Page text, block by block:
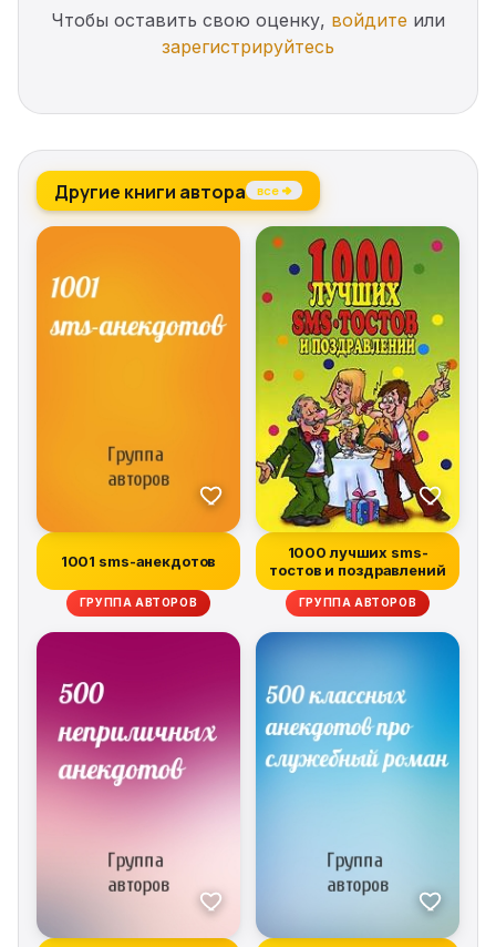
Чтобы оставить свою оценку, войдите или
зарегистрируйтесь
Другие книги автора все →
1001 sms-анекдотов
ГРУППА АВТОРОВ
1000 лучших sms-
тостов и поздравлений
ГРУППА АВТОРОВ